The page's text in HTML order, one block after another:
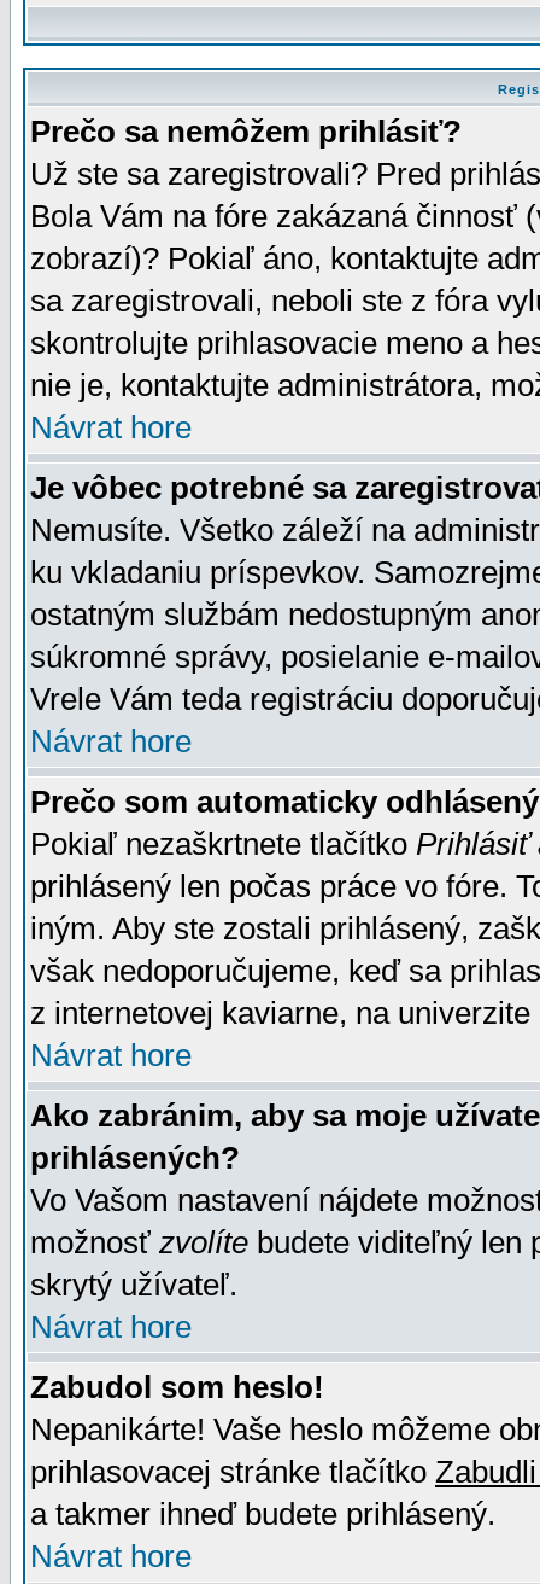
Prečo sa nemôžem prihlásiť?
Už ste sa zaregistrovali? Pred
Bola Vám na fóre zakázaná činnosť
zobrazí)? Pokiaľ áno, kontaktujte
sa zaregistrovali, neboli ste z fóra
skontrolujte prihlasovacie meno a
nie je, kontaktujte administrátora,
Návrat hore
Je vôbec potrebné sa
Nemusíte. Všetko záleží na
ku vkladaniu príspevkov.
ostatným službám nedostupným
súkromné správy, posielanie e-
Vrele Vám teda registráciu
Návrat hore
Prečo som automaticky
Pokiaľ nezaškrtnete tlačítko Prihlásiť
prihlásený len počas práce vo fóre.
iným. Aby ste zostali prihlásený,
však nedoporučujeme, keď sa
z internetovej kaviarne, na univerzite
Návrat hore
Ako zabránim, aby sa moje
prihlásených?
Vo Vašom nastavení nájdete
možnosť zvolíte budete viditeľný len
skrytý užívateľ.
Návrat hore
Zabudol som heslo!
Nepanikárte! Vaše heslo môžeme
prihlasovacej stránke tlačítko
a takmer ihneď budete prihlásený.
Návrat hore